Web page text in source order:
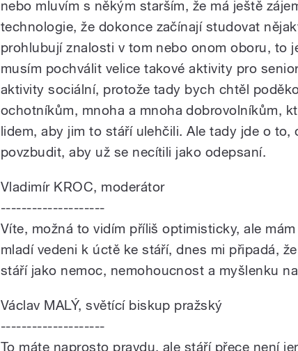
nebo mluvím s někým starším, že má ještě
technologie, že dokonce začínají studovat
prohlubují znalosti v tom nebo onom oboru, to
musím pochválit velice takové aktivity pro
aktivity sociální, protože tady bych chtěl
ochotníkům, mnoha a mnoha dobrovolníkům,
lidem, aby jim to stáří ulehčili. Ale tady jde o to,
povzbudit, aby už se necítili jako odepsaní.
Vladimír KROC, moderátor
--------------------
Víte, možná to vidím příliš optimisticky, ale
mladí vedeni k úctě ke stáří, dnes mi připadá,
stáří jako nemoc, nemohoucnost a myšlenku
Václav MALÝ, světící biskup pražský
--------------------
To máte naprosto pravdu, ale stáří přece není